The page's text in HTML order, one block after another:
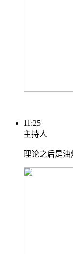
11:25
主持人
理论之后是油